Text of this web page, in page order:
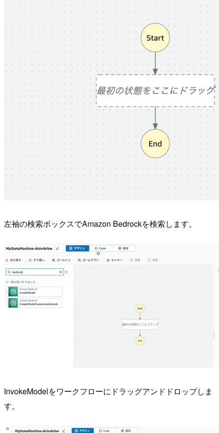
左袖の検索ボックスでAmazon Bedrockを検索します。
InvokeModelをワークフローにドラッグアンドドロップしま
す。